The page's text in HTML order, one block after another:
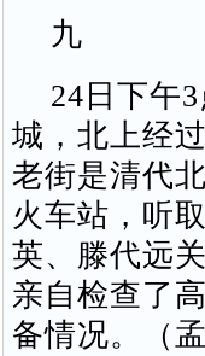
九
24日下午3
城，北上经
老街是清代
火车站，听
英、滕代远
亲自检查了
备情况。（